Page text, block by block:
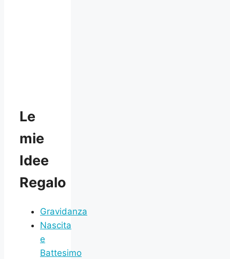
Le
mie
Idee
Regalo
Gravidanza
Nascita
e
Battesimo